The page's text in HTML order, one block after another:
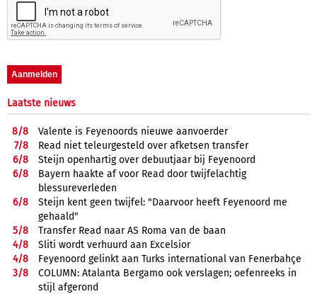
Laatste nieuws
8/8
Valente is Feyenoords nieuwe aanvoerder
7/8
Read niet teleurgesteld over afketsen transfer
6/8
Steijn openhartig over debuutjaar bij Feyenoord
6/8
Bayern haakte af voor Read door twijfelachtig
blessureverleden
6/8
Steijn kent geen twijfel: "Daarvoor heeft Feyenoord me
gehaald"
5/8
Transfer Read naar AS Roma van de baan
4/8
Sliti wordt verhuurd aan Excelsior
4/8
Feyenoord gelinkt aan Turks international van Fenerbahçe
3/8
COLUMN: Atalanta Bergamo ook verslagen; oefenreeks in
stijl afgerond